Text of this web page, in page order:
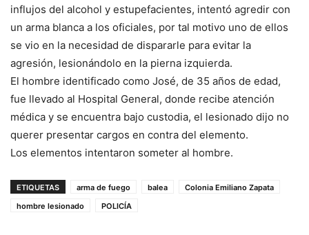
influjos del alcohol y estupefacientes, intentó agredir con
un arma blanca a los oficiales, por tal motivo uno de ellos
se vio en la necesidad de dispararle para evitar la
agresión, lesionándolo en la pierna izquierda.
El hombre identificado como José, de 35 años de edad,
fue llevado al Hospital General, donde recibe atención
médica y se encuentra bajo custodia, el lesionado dijo no
querer presentar cargos en contra del elemento.
Los elementos intentaron someter al hombre.
ETIQUETAS arma de fuego balea
Colonia Emiliano Zapata
hombre lesionado
POLICÍA